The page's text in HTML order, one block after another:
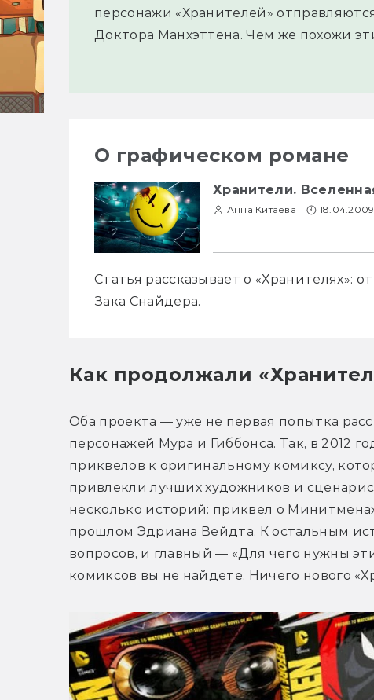
персонажи «Хранителей»
Доктора Манхэттена. Чем же похожи
О графическом романе
Хранители.
Анна Китаева 18.04.2009
Статья рассказывает о «Хранителях»:
Зака Снайдера.
Как продолжали
Оба проекта — уже не первая попытка
персонажей Мура и Гиббонса. Так, в 2012
приквелов к оригинальному комиксу,
привлекли лучших художников и
несколько историй: приквел о
прошлом Эдриана Вейдта. К остальным
вопросов, и главный — «Для чего нужны
комиксов вы не найдете. Ничего нового